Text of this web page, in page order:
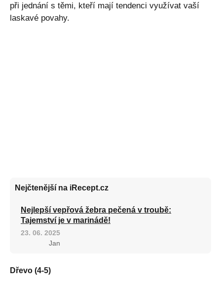
při jednání s těmi, kteří mají tendenci využívat vaší
laskavé povahy.
Nejčtenější na iRecept.cz
Nejlepší vepřová žebra pečená v troubě:
Tajemství je v marinádě!
23. 06. 2025
Jan
Dřevo (4-5)